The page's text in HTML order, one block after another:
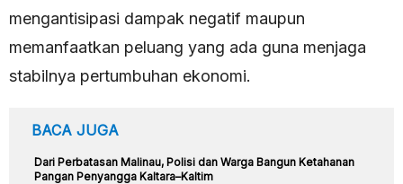
mengantisipasi dampak negatif maupun
memanfaatkan peluang yang ada guna menjaga
stabilnya pertumbuhan ekonomi.
BACA JUGA
Dari Perbatasan Malinau, Polisi dan Warga Bangun Ketahanan
Pangan Penyangga Kaltara–Kaltim